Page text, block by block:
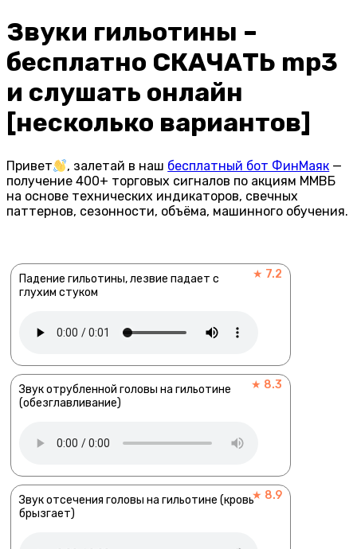
Звуки гильотины –
бесплатно СКАЧАТЬ mp3
и слушать онлайн
[несколько вариантов]
Привет , залетай в наш бесплатный бот ФинМаяк —
получение 400+ торговых сигналов по акциям ММВБ
на основе технических индикаторов, свечных
паттернов, сезонности, объёма, машинного обучения.
Падение гильотины, лезвие падает с
глухим стуком
★ 7.2
Звук отрубленной головы на гильотине
(обезглавливание)
★ 8.3
Звук отсечения головы на гильотине (кровь
брызгает)
★ 8.9